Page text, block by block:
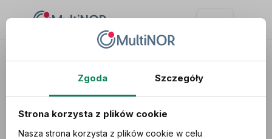
Zgoda Szczegóły
Strona korzysta z plików cookie
Nasza strona korzysta z plików cookie w celu